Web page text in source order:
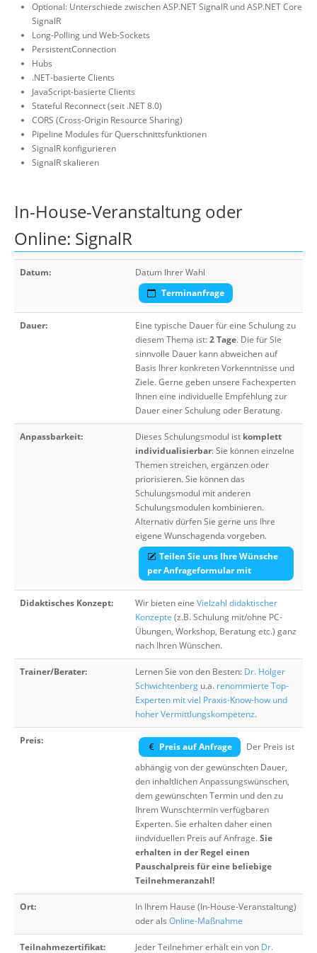
Optional: Unterschiede zwischen ASP.NET SignalR und ASP.NET Core
SignalR
Long-Polling und Web-Sockets
PersistentConnection
Hubs
.NET-basierte Clients
JavaScript-basierte Clients
Stateful Reconnect (seit .NET 8.0)
CORS (Cross-Origin Resource Sharing)
Pipeline Modules für Querschnittsfunktionen
SignalR konfigurieren
SignalR skalieren
In-House-Veranstaltung oder
Online: SignalR
Datum:
Datum Ihrer Wahl
Terminanfrage
Dauer:
Eine typische Dauer für eine Schulung zu
diesem Thema ist:2 Tage. Die für Sie
sinnvolle Dauer kann abweichen auf
Basis Ihrer konkreten Vorkenntnisse und
Ziele. Gerne geben unsere Fachexperten
Ihnen eine individuelle Empfehlung zur
Dauer einer Schulung oder Beratung.
Anpassbarkeit: Dieses Schulungsmodul ist komplett
individualisierbar: Sie können einzelne
Themen streichen, ergänzen oder
priorisieren. Sie können das
Schulungsmodul mit anderen
Schulungsmodulen kombinieren.
Alternativ dürfen Sie gerne uns Ihre
eigene Wunschagenda vorgeben.
Teilen Sie uns Ihre Wünsche
per Anfrageformular mit
Didaktisches Konzept: Wir bieten eine Vielzahl didaktischer
Konzepte (z.B. Schulung mit/ohne PC-
Übungen, Workshop, Beratung etc.) ganz
nach Ihren Wünschen.
Trainer/Berater: Lernen Sie von den Besten: Dr. Holger
Schwichtenberg u.a. renommierte Top-
Experten mit viel Praxis-Know-how und
hoher Vermittlungskompetenz.
Preis:
Preis auf Anfrage
Der Preis ist
abhängig von der gewünschten Dauer,
den inhaltlichen Anpassungswünschen,
dem gewünschten Termin und den zu
Ihrem Wunschtermin verfügbaren
Experten. Sie erhalten daher einen
iindviduellen Preis auf Anfrage.Sie
erhalten in der Regel einen
Pauschalpreis für eine beliebige
Teilnehmeranzahl!
Ort:
In Ihrem Hause (In-House-Veranstaltung)
oder als Online-Maßnahme
Teilnahmezertifikat: Jeder Teilnehmer erhält ein von Dr.